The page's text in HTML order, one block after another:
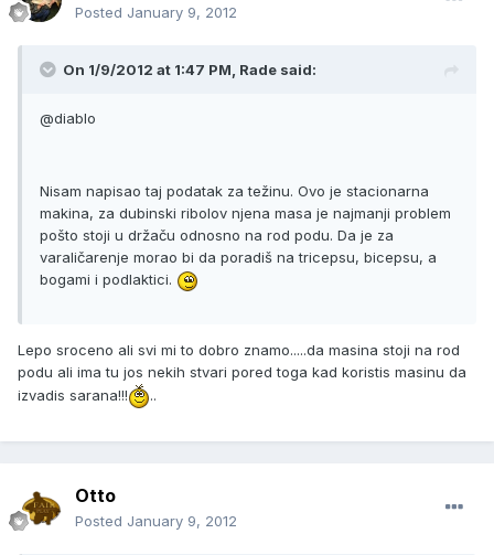
Posted January 9, 2012
On 1/9/2012 at 1:47 PM, Rade said:
@diablo
Nisam napisao taj podatak za težinu. Ovo je stacionarna
makina, za dubinski ribolov njena masa je najmanji problem
pošto stoji u držaču odnosno na rod podu. Da je za
varaličarenje morao bi da poradiš na tricepsu, bicepsu, a
bogami i podlaktici.
Lepo sroceno ali svi mi to dobro znamo.....da masina stoji na rod
podu ali ima tu jos nekih stvari pored toga kad koristis masinu da
izvadis sarana!!!
..
Otto
Posted January 9, 2012